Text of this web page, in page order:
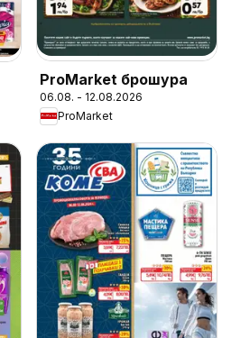
ProMarket брошура
06.08. - 12.08.2026
ProMarket